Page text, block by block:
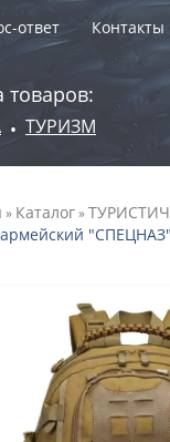
ответ Контакты
товаров:
• ТУРИЗМ
» Каталог»